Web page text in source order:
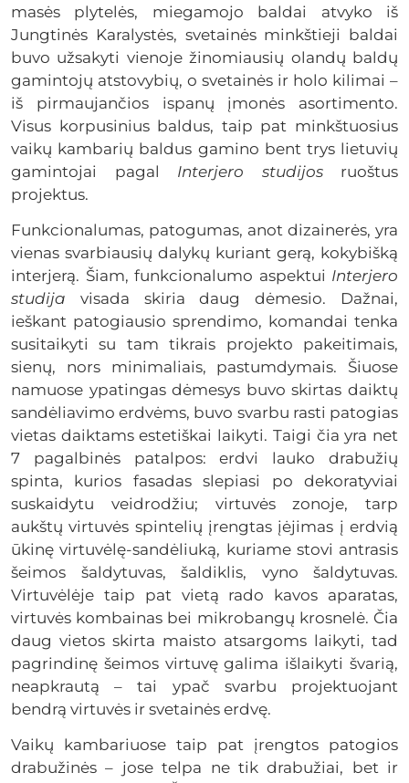
masės plytelės, miegamojo baldai atvyko iš
Jungtinės Karalystės, svetainės minkštieji baldai
buvo užsakyti vienoje žinomiausių olandų baldų
gamintojų atstovybių, o svetainės ir holo kilimai –
iš pirmaujančios ispanų įmonės asortimento.
Visus korpusinius baldus, taip pat minkštuosius
vaikų kambarių baldus gamino bent trys lietuvių
gamintojai pagal Interjero studijos ruoštus
projektus.
Funkcionalumas, patogumas, anot dizainerės, yra
vienas svarbiausių dalykų kuriant gerą, kokybišką
interjerą. Šiam, funkcionalumo aspektui Interjero
studija visada skiria daug dėmesio. Dažnai,
ieškant patogiausio sprendimo, komandai tenka
susitaikyti su tam tikrais projekto pakeitimais,
sienų, nors minimaliais, pastumdymais. Šiuose
namuose ypatingas dėmesys buvo skirtas daiktų
sandėliavimo erdvėms, buvo svarbu rasti patogias
vietas daiktams estetiškai laikyti. Taigi čia yra net
7 pagalbinės patalpos: erdvi lauko drabužių
spinta, kurios fasadas slepiasi po dekoratyviai
suskaidytu veidrodžiu; virtuvės zonoje, tarp
aukštų virtuvės spintelių įrengtas įėjimas į erdvią
ūkinę virtuvėlę-sandėliuką, kuriame stovi antrasis
šeimos šaldytuvas, šaldiklis, vyno šaldytuvas.
Virtuvėlėje taip pat vietą rado kavos aparatas,
virtuvės kombainas bei mikrobangų krosnelė. Čia
daug vietos skirta maisto atsargoms laikyti, tad
pagrindinę šeimos virtuvę galima išlaikyti švarią,
neapkrautą – tai ypač svarbu projektuojant
bendrą virtuvės ir svetainės erdvę.
Vaikų kambariuose taip pat įrengtos patogios
drabužinės – jose telpa ne tik drabužiai, bet ir